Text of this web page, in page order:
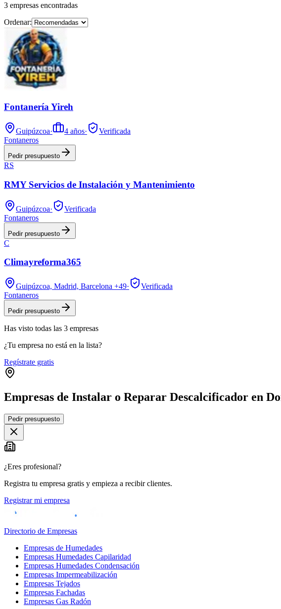
3 empresas encontradas
Ordenar:
Fontanería Yireh
Guipúzcoa· 4 años·
Verificada
Fontaneros
Pedir presupuesto
RS
RMY Servicios de Instalación y Mantenimiento
Guipúzcoa·
Verificada
Fontaneros
Pedir presupuesto
C
Climayreforma365
Guipúzcoa, Madrid, Barcelona +49·
Verificada
Fontaneros
Pedir presupuesto
Has visto todas las 3 empresas
¿Tu empresa no está en la lista?
Regístrate gratis
Empresas de Instalar o Reparar Descalcificador en
+
−
Pedir presupuesto
¿Eres profesional?
Registra tu empresa gratis y empieza a recibir clientes.
Registrar mi empresa
Directorio de Empresas
Empresas de Humedades
Empresas Humedades Capilaridad
Empresas Humedades Condensación
Empresas Impermeabilización
Empresas Tejados
Empresas Fachadas
Empresas Gas Radón